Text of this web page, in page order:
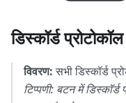
डिस्कॉर्ड
विवरण:सभी डिस्कॉर्ड
टिप्पणी: बटन में